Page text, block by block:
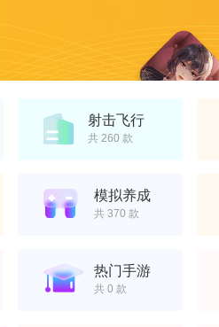
射击飞行
共 260 款
模拟养成
共 370 款
热门手游
共 0 款